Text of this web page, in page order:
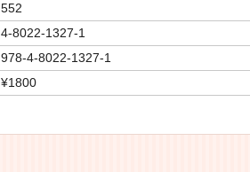
552
4-8022-1327-1
978-4-8022-1327-1
¥1800